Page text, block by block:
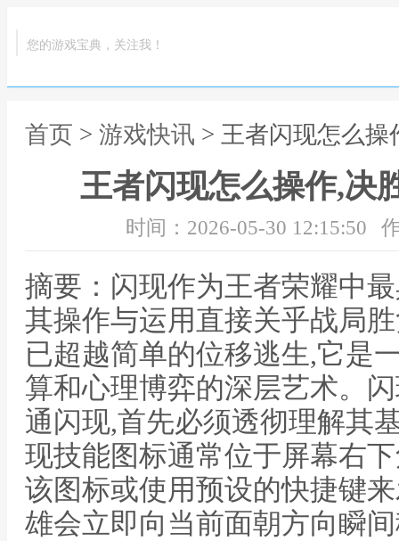
您的游戏宝典，关注我！
首页 > 游戏快讯 > 王者闪现怎么
王者闪现怎么操作,决
时间：2026-05-30 12:15:50
摘要：闪现作为王者荣耀中
其操作与运用直接关乎战局
已超越简单的位移逃生,它是
算和心理博弈的深层艺术。
通闪现,首先必须透彻理解其
现技能图标通常位于屏幕右
该图标或使用预设的快捷键
雄会立即向当前面朝方向瞬